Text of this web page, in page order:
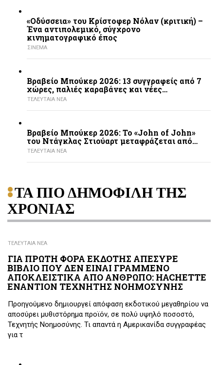
«Οδύσσεια» του Κρίστοφερ Νόλαν (κριτική) –
Ένα αντιπολεμικό, σύγχρονο
κινηματογραφικό έπος
ΣΙΝΕΜΑ
Βραβείο Μπούκερ 2026: 13 συγγραφείς από 7
χώρες, παλιές καραβάνες και νέες…
ΤΕΛΕΥΤΑΙΑ ΝΕΑ
Βραβείο Μπούκερ 2026: Το «John of John»
του Ντάγκλας Στιούαρτ μεταφράζεται από…
ΤΕΛΕΥΤΑΙΑ ΝΕΑ
ΤΑ ΠΙΟ ΔΗΜΟΦΙΛΗ ΤΗΣ
ΧΡΟΝΙΑΣ
ΤΕΛΕΥΤΑΙΑ ΝΕΑ
ΓΙΑ ΠΡΩΤΗ ΦΟΡΑ ΕΚΔΟΤΗΣ ΑΠΕΣΥΡΕ
ΒΙΒΛΙΟ ΠΟΥ ΔΕΝ ΕΙΝΑΙ ΓΡΑΜΜΕΝΟ
ΑΠΟΚΛΕΙΣΤΙΚΑ ΑΠΟ ΑΝΘΡΩΠΟ: HACHETTE
ΕΝΑΝΤΙΟΝ ΤΕΧΝΗΤΗΣ ΝΟΗΜΟΣΥΝΗΣ
Προηγούμενο δημιουργεί απόφαση εκδοτικού μεγαθηρίου να
αποσύρει μυθιστόρημα προϊόν, σε πολύ υψηλό ποσοστό,
Τεχνητής Νοημοσύνης. Τι απαντά η Αμερικανίδα συγγραφέας
για τ